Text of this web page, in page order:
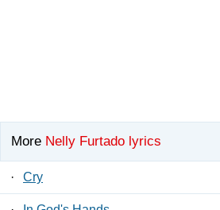
More Nelly Furtado lyrics
· Cry